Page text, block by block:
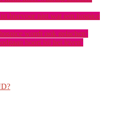
hiervoor niet wat een hospice
wordt ook gelachen’
hoort bij het leven’